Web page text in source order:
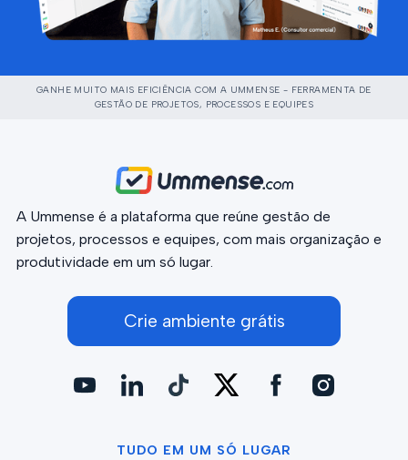
GANHE MUITO MAIS EFICIÊNCIA COM A UMMENSE - FERRAMENTA DE
GESTÃO DE PROJETOS, PROCESSOS E EQUIPES
A Ummense é a plataforma que reúne gestão de
projetos, processos e equipes, com mais organização e
produtividade em um só lugar.
Crie ambiente grátis
TUDO EM UM SÓ LUGAR